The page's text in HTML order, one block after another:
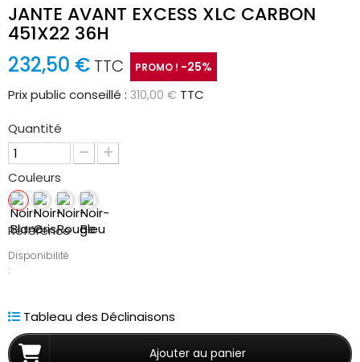
JANTE AVANT EXCESS XLC CARBON
451X22 36H
232,50 € TTC PROMO ! -25%
Prix public conseillé : 310,00 € TTC
Quantité
Couleurs
Référence
Disponibilité
:
Tableau des Déclinaisons
Ajouter au panier